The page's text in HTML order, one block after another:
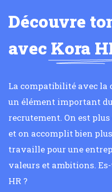
Découvre
avec Kora
La compatibilité avec la
un élément important
recrutement. On est
et on accomplit bien
travaille pour une
valeurs et ambitions.
HR ?